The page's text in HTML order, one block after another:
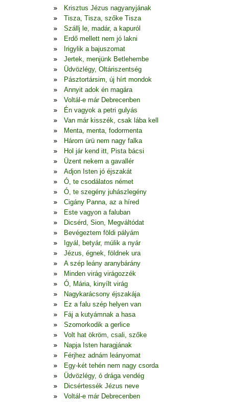
Krisztus Jézus nagyanyjának
Tisza, Tisza, szőke Tisza
Szállj le, madár, a kapuról
Erdő mellett nem jó lakni
Irigylik a bajuszomat
Jertek, menjünk Betlehembe
Üdvözlégy, Oltáriszentség
Pásztortársim, új hírt mondok
Annyit adok én magára
Voltál-e már Debrecenben
Én vagyok a petri gulyás
Van már kisszék, csak lába kell
Menta, menta, fodormenta
Három ürü nem nagy falka
Hol jár kend itt, Pista bácsi
Üzent nekem a gavallér
Adjon Isten jó éjszakát
Ó, te csodálatos német
Ó, te szegény juhászlegény
Cigány Panna, az a híred
Este vagyon a faluban
Dicsérd, Sion, Megváltódat
Bevégeztem földi pályám
Igyál, betyár, múlik a nyár
Jézus, égnek, földnek ura
A szép leány aranybárány
Minden virág virágozzék
Ó, Mária, kinyílt virág
Nagykarácsony éjszakája
Ez a falu szép helyen van
Fáj a kutyámnak a hasa
Szomorkodik a gerlice
Volt hat ökröm, csali, szőke
Napja Isten haragjának
Férjhez adnám leányomat
Egy-két tehén nem nagy csorda
Üdvözlégy, ó drága vendég
Dicsértessék Jézus neve
Voltál-e már Debrecenben